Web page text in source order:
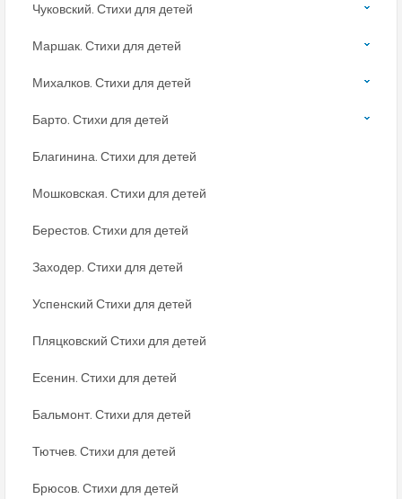
Чуковский. Стихи для детей
Маршак. Стихи для детей
Михалков. Стихи для детей
Барто. Стихи для детей
Благинина. Стихи для детей
Мошковская. Стихи для детей
Берестов. Стихи для детей
Заходер. Стихи для детей
Успенский Стихи для детей
Пляцковский Стихи для детей
Есенин. Стихи для детей
Бальмонт. Стихи для детей
Тютчев. Стихи для детей
Брюсов. Стихи для детей